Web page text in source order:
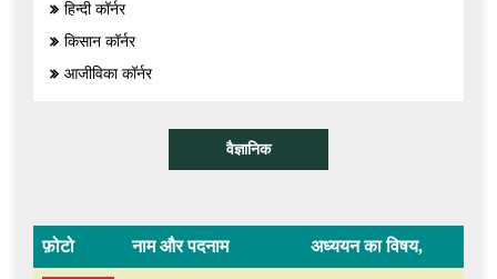
हिन्दी कॉर्नर
किसान कॉर्नर
आजीविका कॉर्नर
वैज्ञानिक
फ़ोटो नाम और पदनाम अध्ययन का विषय,